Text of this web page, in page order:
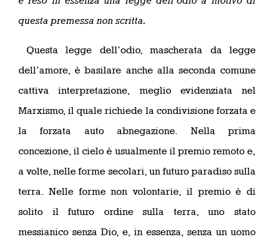
questa premessa non scritta.
Questa legge dell’odio, mascherata da legge
dell’amore, è basilare anche alla seconda comune
cattiva interpretazione, meglio evidenziata nel
Marxismo, il quale richiede la condivisione forzata e
la forzata auto abnegazione. Nella prima
concezione, il cielo è usualmente il premio remoto e,
a volte, nelle forme secolari, un futuro paradiso sulla
terra. Nelle forme non volontarie, il premio è di
solito il futuro ordine sulla terra, uno stato
messianico senza Dio, e, in essenza, senza un uomo